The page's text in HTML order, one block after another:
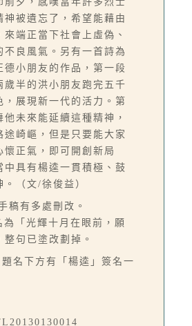
神被遺忘了，希望能藉由
來端正當下社會上虛偽、
不良風氣。另有一首詩為
德小朋友的作品，第一段
歲半的洪小朋友跑完五千
，展現新一代的活力。第
他未來能延續這種精神，
途崎嶇，但是只要能大家
懷正氣，即可開創新局
中具有楊逵一貫積極、鼓
（文/徐俊益）
稿有多處刪改。
為「光輝十月在眼前，願
整句已塗改劃掉。
名下方有「楊逵」簽名一